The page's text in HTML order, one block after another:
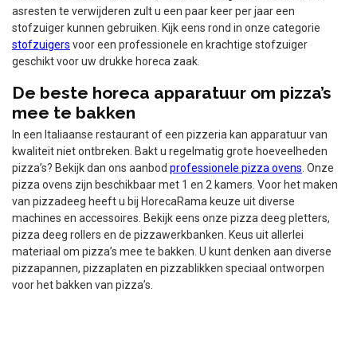
asresten te verwijderen zult u een paar keer per jaar een
stofzuiger kunnen gebruiken. Kijk eens rond in onze categorie
stofzuigers voor een professionele en krachtige stofzuiger
geschikt voor uw drukke horeca zaak.
De beste horeca apparatuur om pizza’s
mee te bakken
In een Italiaanse restaurant of een pizzeria kan apparatuur van
kwaliteit niet ontbreken. Bakt u regelmatig grote hoeveelheden
pizza’s? Bekijk dan ons aanbod professionele pizza ovens. Onze
pizza ovens zijn beschikbaar met 1 en 2 kamers. Voor het maken
van pizzadeeg heeft u bij HorecaRama keuze uit diverse
machines en accessoires. Bekijk eens onze pizza deeg pletters,
pizza deeg rollers en de pizzawerkbanken. Keus uit allerlei
materiaal om pizza’s mee te bakken. U kunt denken aan diverse
pizzapannen, pizzaplaten en pizzablikken speciaal ontworpen
voor het bakken van pizza’s.